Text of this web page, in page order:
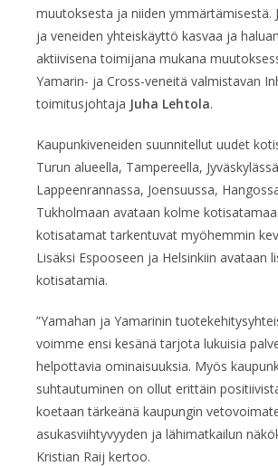
muutoksesta ja niiden ymmärtämisestä.
ja veneiden yhteiskäyttö kasvaa ja
aktiivisena toimijana mukana
Yamarin- ja Cross-veneitä valmistavan
toimitusjohtaja Juha Lehtola.
Kaupunkiveneiden suunnitellut uudet
Turun alueella, Tampereella,
Lappeenrannassa, Joensuussa,
Tukholmaan avataan kolme
kotisatamat tarkentuvat myöhemmin
Lisäksi Espooseen ja Helsinkiin avataan
kotisatamia.
”Yamahan ja Yamarinin
voimme ensi kesänä tarjota lukuisia
helpottavia ominaisuuksia. Myös
suhtautuminen on ollut erittäin
koetaan tärkeänä kaupungin
asukasviihtyvyyden ja lähimatkailun
Kristian Raij kertoo.